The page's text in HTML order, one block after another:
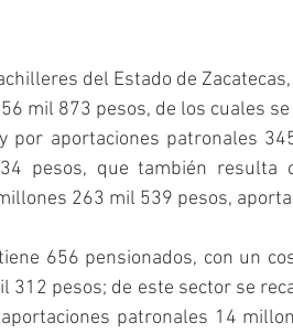
del Estado de
mil 873 pesos, de los cuales
por aportaciones patronales
pesos, que también resulta
263 mil 539 pesos,
656 pensionados, con un
312 pesos; de este sector se
patronales 14